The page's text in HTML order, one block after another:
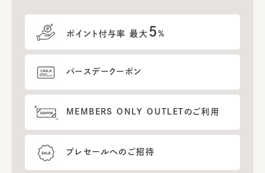
ポイント付与率 最大 5%
バースデークーポン
MEMBERS ONLY OUTLETのご利用
プレセールへのご招待